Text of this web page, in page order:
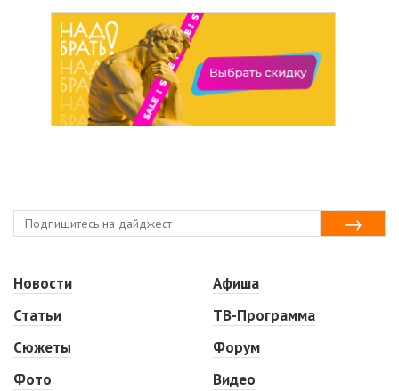
Новости
Статьи
Сюжеты
Фото
Афиша
ТВ-Программа
Форум
Видео